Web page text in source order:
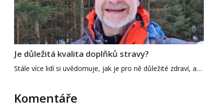
Je důležitá kvalita doplňků stravy?
Stále více lidí si uvědomuje, jak je pro ně důležité zdraví, a…
Komentáře